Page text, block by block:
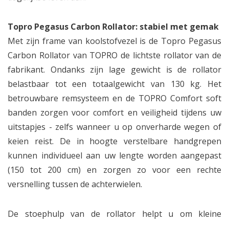
Topro Pegasus Carbon Rollator: stabiel met gemak
Met zijn frame van koolstofvezel is de Topro Pegasus
Carbon Rollator van TOPRO de lichtste rollator van de
fabrikant. Ondanks zijn lage gewicht is de rollator
belastbaar tot een totaalgewicht van 130 kg. Het
betrouwbare remsysteem en de TOPRO Comfort soft
banden zorgen voor comfort en veiligheid tijdens uw
uitstapjes - zelfs wanneer u op onverharde wegen of
keien reist. De in hoogte verstelbare handgrepen
kunnen individueel aan uw lengte worden aangepast
(150 tot 200 cm) en zorgen zo voor een rechte
versnelling tussen de achterwielen.
De stoephulp van de rollator helpt u om kleine